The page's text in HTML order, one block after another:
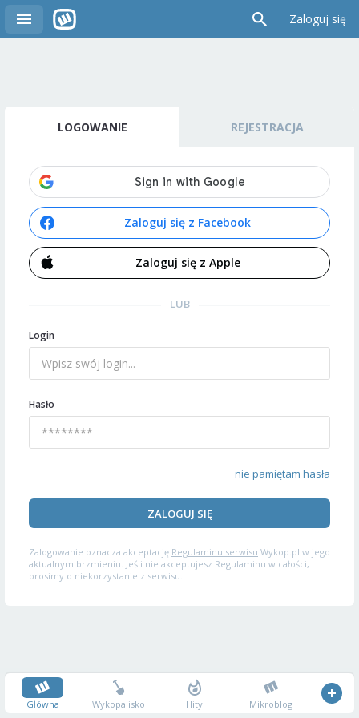
Zaloguj się
LOGOWANIE REJESTRACJA
Zaloguj się z Facebook
Zaloguj się z Apple
LUB
Login
Hasło
nie pamiętam hasła
ZALOGUJ SIĘ
Zalogowanie oznacza akceptację Regulaminu serwisu Wykop.pl w jego
aktualnym brzmieniu. Jeśli nie akceptujesz Regulaminu w całości,
prosimy o niekorzystanie z serwisu.
Główna Wykopalisko Hity Mikroblog